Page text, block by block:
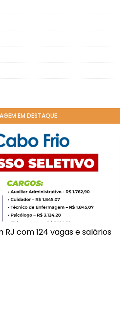
EM DESTAQUE
RJ com 124 vagas e salários